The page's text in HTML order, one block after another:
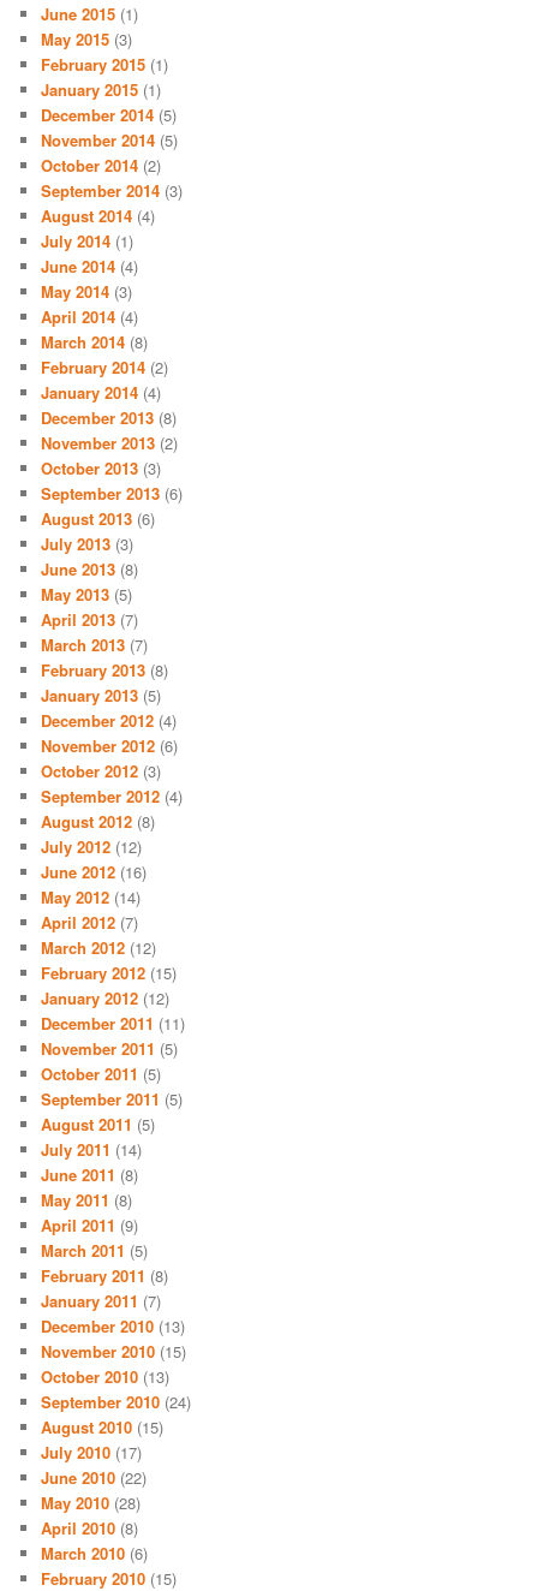
June 2015 (1)
May 2015 (3)
February 2015 (1)
January 2015 (1)
December 2014 (5)
November 2014 (5)
October 2014 (2)
September 2014 (3)
August 2014 (4)
July 2014 (1)
June 2014 (4)
May 2014 (3)
April 2014 (4)
March 2014 (8)
February 2014 (2)
January 2014 (4)
December 2013 (8)
November 2013 (2)
October 2013 (3)
September 2013 (6)
August 2013 (6)
July 2013 (3)
June 2013 (8)
May 2013 (5)
April 2013 (7)
March 2013 (7)
February 2013 (8)
January 2013 (5)
December 2012 (4)
November 2012 (6)
October 2012 (3)
September 2012 (4)
August 2012 (8)
July 2012 (12)
June 2012 (16)
May 2012 (14)
April 2012 (7)
March 2012 (12)
February 2012 (15)
January 2012 (12)
December 2011 (11)
November 2011 (5)
October 2011 (5)
September 2011 (5)
August 2011 (5)
July 2011 (14)
June 2011 (8)
May 2011 (8)
April 2011 (9)
March 2011 (5)
February 2011 (8)
January 2011 (7)
December 2010 (13)
November 2010 (15)
October 2010 (13)
September 2010 (24)
August 2010 (15)
July 2010 (17)
June 2010 (22)
May 2010 (28)
April 2010 (8)
March 2010 (6)
February 2010 (15)